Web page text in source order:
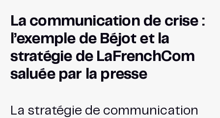
La communication de crise :
l’exemple de Béjot et la
stratégie de LaFrenchCom
saluée par la presse
La stratégie de communication